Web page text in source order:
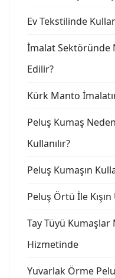
Ev Tekstilinde
İmalat Sektöründe
Edilir?
Kürk Manto
Peluş Kumaş
Kullanılır?
Peluş Kumaşın
Peluş Örtü İle
Tay Tüyü
Hizmetinde
Yuvarlak Örme